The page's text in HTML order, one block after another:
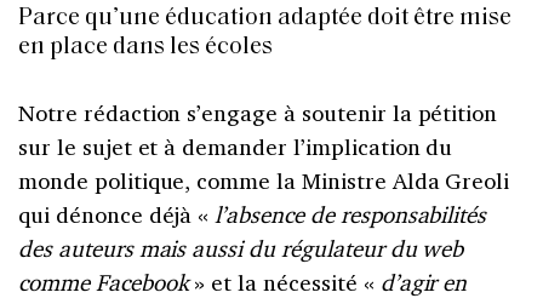
Parce qu’une éducation adaptée doit être mise
en place dans les écoles
Notre rédaction s’engage à soutenir la pétition
sur le sujet et à demander l’implication du
monde politique, comme la Ministre Alda Greoli
qui dénonce déjà «l’absence de responsabilités
des auteurs mais aussi du régulateur du web
comme Facebook» et la nécessité « d’agir en